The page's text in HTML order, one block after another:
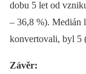
dobu 5 let od
–⁠ 36,8 %). Medián
konvertovali, byl 5
Závěr: